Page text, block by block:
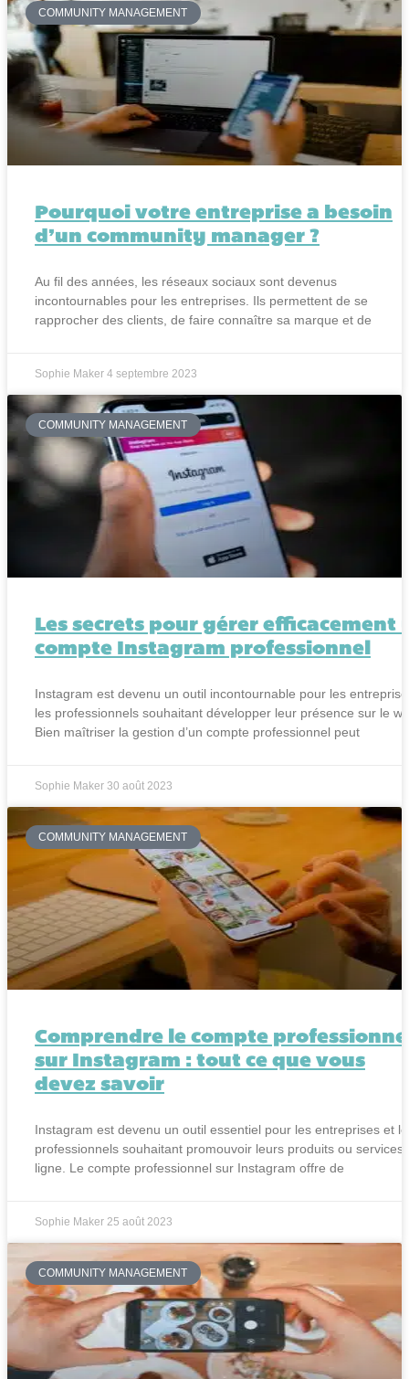
COMMUNITY MANAGEMENT
Pourquoi votre entreprise a besoin
d’un community manager ?
Au fil des années, les réseaux sociaux sont devenus
incontournables pour les entreprises. Ils permettent de se
rapprocher des clients, de faire connaître sa marque et de
Sophie Maker 4 septembre 2023
COMMUNITY MANAGEMENT
Les secrets pour gérer efficacement
compte Instagram professionnel
Instagram est devenu un outil incontournable pour les
les professionnels souhaitant développer leur présence sur le
Bien maîtriser la gestion d’un compte professionnel peut
Sophie Maker 30 août 2023
COMMUNITY MANAGEMENT
Comprendre le compte
sur Instagram : tout ce que vous
devez savoir
Instagram est devenu un outil essentiel pour les entreprises et
professionnels souhaitant promouvoir leurs produits ou services
ligne. Le compte professionnel sur Instagram offre de
Sophie Maker 25 août 2023
COMMUNITY MANAGEMENT